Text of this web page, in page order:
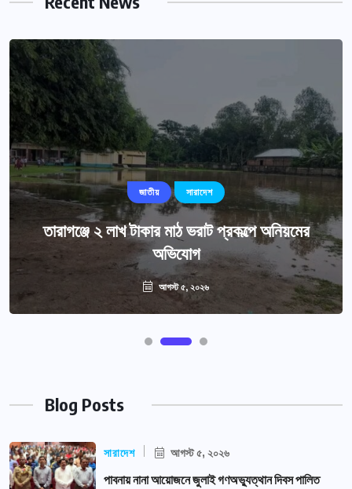
জাতীয় সারাদেশ
তারাগঞ্জে ২ লাখ টাকার মাঠ ভরাট প্রকল্পে অনিয়মের
অভিযোগ
আগস্ট ৫, ২০২৬
Blog Posts
সারাদেশ আগস্ট ৫, ২০২৬
পাবনায় নানা আয়োজনে জুলাই গণঅভ্যুত্থান দিবস পালিত